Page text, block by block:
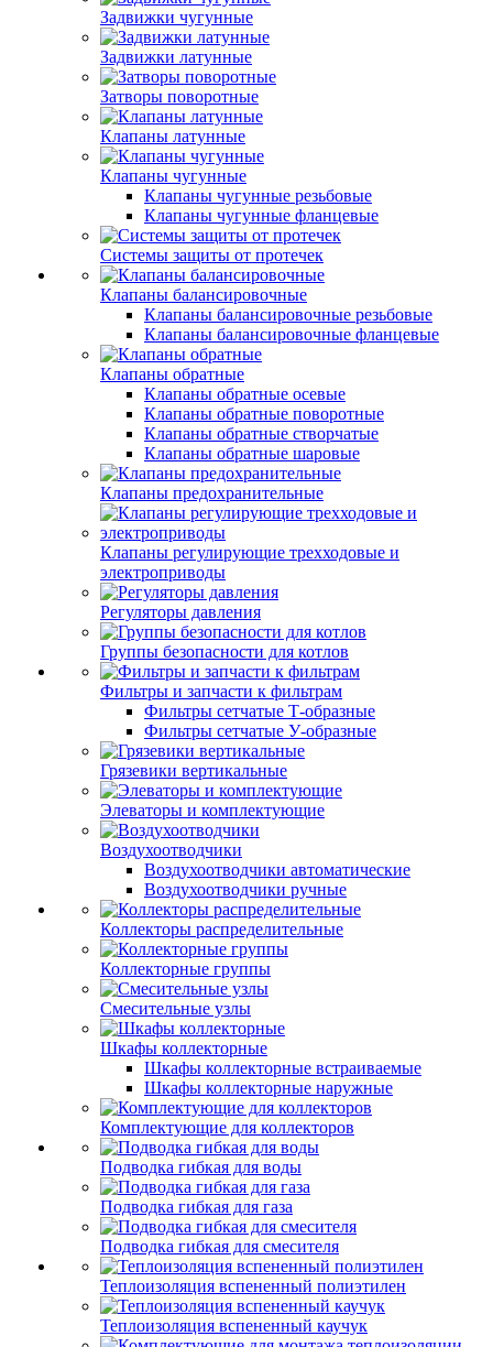
Задвижки чугунные
Задвижки латунные
Затворы поворотные
Клапаны латунные
Клапаны чугунные
Клапаны чугунные резьбовые
Клапаны чугунные фланцевые
Системы защиты от протечек
Клапаны балансировочные
Клапаны балансировочные резьбовые
Клапаны балансировочные фланцевые
Клапаны обратные
Клапаны обратные осевые
Клапаны обратные поворотные
Клапаны обратные створчатые
Клапаны обратные шаровые
Клапаны предохранительные
Клапаны регулирующие трехходовые и
электроприводы
Регуляторы давления
Группы безопасности для котлов
Фильтры и запчасти к фильтрам
Фильтры сетчатые Т-образные
Фильтры сетчатые У-образные
Грязевики вертикальные
Элеваторы и комплектующие
Воздухоотводчики
Воздухоотводчики автоматические
Воздухоотводчики ручные
Коллекторы распределительные
Коллекторные группы
Смесительные узлы
Шкафы коллекторные
Шкафы коллекторные встраиваемые
Шкафы коллекторные наружные
Комплектующие для коллекторов
Подводка гибкая для воды
Подводка гибкая для газа
Подводка гибкая для смесителя
Теплоизоляция вспененный полиэтилен
Теплоизоляция вспененный каучук